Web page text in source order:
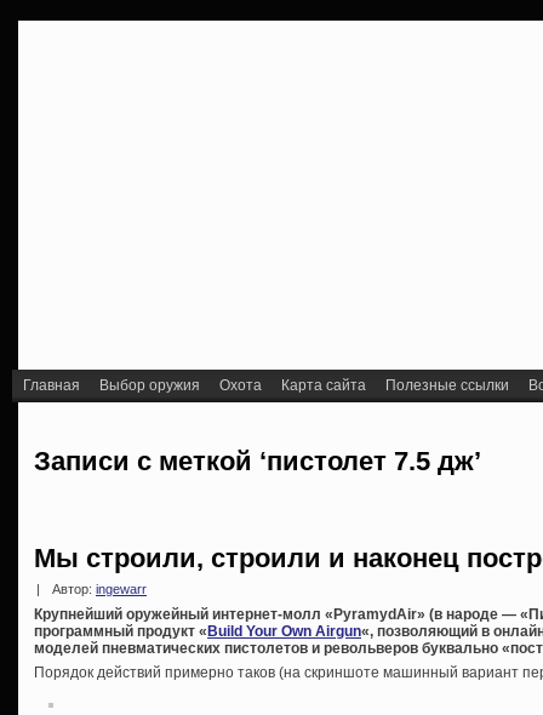
Главная Выбор оружия Охота Карта сайта Полезные ссылки
Записи с меткой ‘пистолет 7.5 дж’
Мы строили, строили и наконец
Автор: ingewarr
Крупнейший оружейный интернет-молл «PyramydAir» (в народе —
программный продукт « Build Your Own Airgun«, позволяющий в
моделей пневматических пистолетов и револьверов буквально
Порядок действий примерно таков (на скриншоте машинный вариант